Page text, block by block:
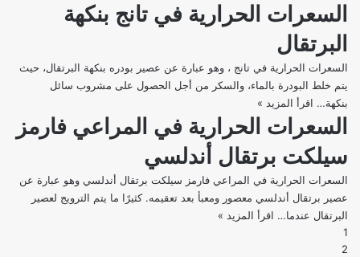
المانجو
سعره
حرارية
السعرات الحرارية في تانج بنكهة
البرتقال
السعرات الحرارية في تانج ، وهو عبارة عن عصير بودره بنكهة البرتقال، حيث
يتم خلط البودرة بالماء، والسكر من أجل الحصول على مشروب سائل
بنكهة… اقرأ المزيد »
الحرارية
في
تانج
بنكهة
السعرات الحرارية في المراعي فارمز
سيلكت برتقال أندلسي
السعرات الحرارية في المراعي فارمز سيلكت برتقال أندلسي وهو عبارة عن
عصير برتقال أندلسي معصور ومعبأ بعد تعقيمه. كثيرًا ما يتم الترويج لعصير
البرتقال عندما… اقرأ المزيد »
1
2